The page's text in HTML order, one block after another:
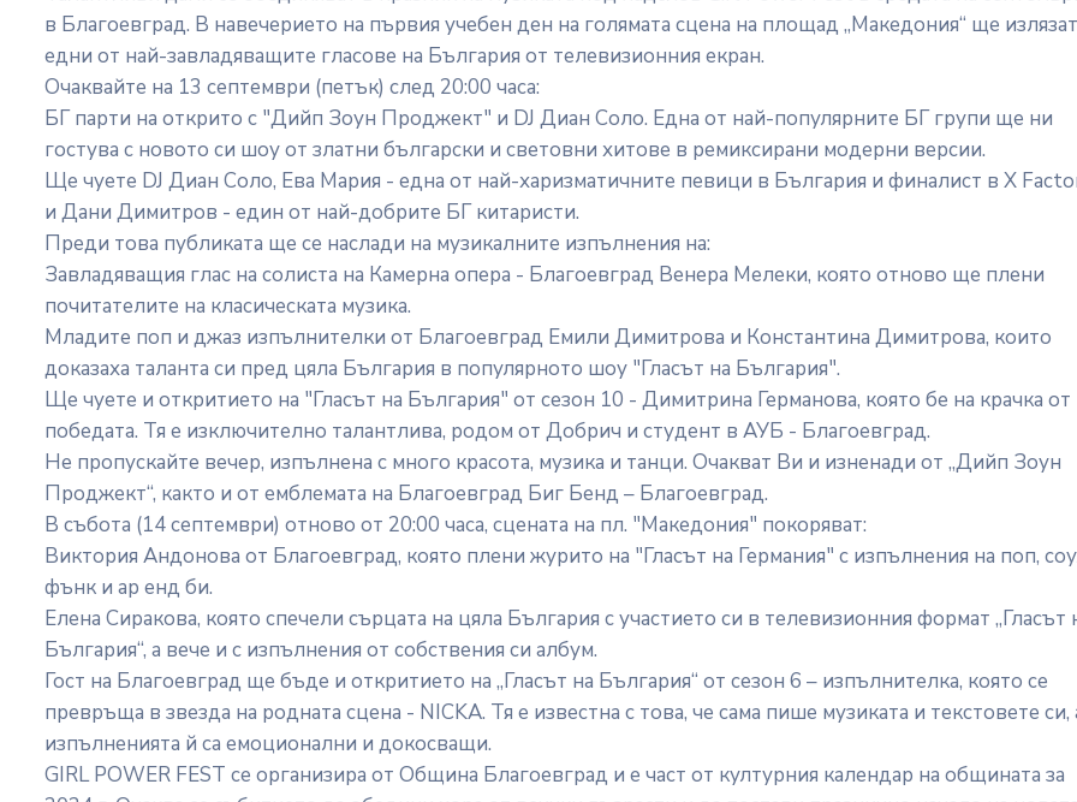
в Благоевград. В навечерието на първия учебен ден на голямата сцена на площад „Македония“ ще излязат
едни от най-завладяващите гласове на България от телевизионния екран.
Очаквайте на 13 септември (петък) след 20:00 часа:
БГ парти на открито с "Дийп Зоун Проджект" и DJ Диан Соло. Една от най-популярните БГ групи ще ни
гостува с новото си шоу от златни български и световни хитове в ремиксирани модерни версии.
Ще чуете DJ Диан Соло, Ева Мария - една от най-харизматичните певици в България и финалист в X
и Дани Димитров - един от най-добрите БГ китаристи.
Преди това публиката ще се наслади на музикалните изпълнения на:
Завладяващия глас на солиста на Камерна опера - Благоевград Венера Мелеки, която отново ще плени
почитателите на класическата музика.
Младите поп и джаз изпълнителки от Благоевград Емили Димитрова и Константина Димитрова, които
доказаха таланта си пред цяла България в популярното шоу "Гласът на България".
Ще чуете и откритието на "Гласът на България" от сезон 10 - Димитрина Германова, която бе на крачка от
победата. Тя е изключително талантлива, родом от Добрич и студент в АУБ - Благоевград.
Не пропускайте вечер, изпълнена с много красота, музика и танци. Очакват Ви и изненади от „Дийп Зоун
Проджект“, както и от емблемата на Благоевград Биг Бенд – Благоевград.
В събота (14 септември) отново от 20:00 часа, сцената на пл. "Македония" покоряват:
Виктория Андонова от Благоевград, която плени журито на "Гласът на Германия" с изпълнения на поп,
фънк и ар енд би.
Елена Сиракова, която спечели сърцата на цяла България с участието си в телевизионния формат „Гласът
България“, а вече и с изпълнения от собствения си албум.
Гост на Благоевград ще бъде и откритието на „Гласът на България“ от сезон 6 – изпълнителка, която се
превръща в звезда на родната сцена - NICKA. Тя е известна с това, че сама пише музиката и текстовете си,
изпълненията й са емоционални и докосващи.
GIRL POWER FEST се организира от Община Благоевград и е част от културния календар на общината за